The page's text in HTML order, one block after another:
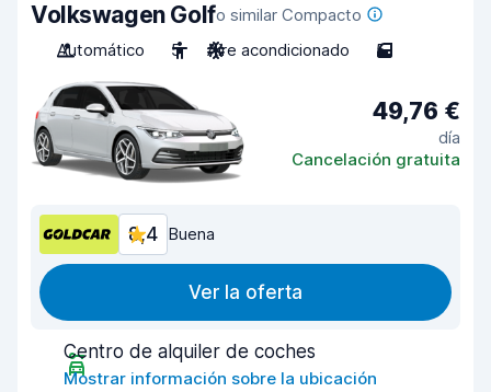
Volkswagen Golfo similar Compacto
Automático
5 Aire acondicionado 5
49,76 €
día
Cancelación gratuita
8,4 Buena
Ver la oferta
Centro de alquiler de coches
Mostrar información sobre la ubicación